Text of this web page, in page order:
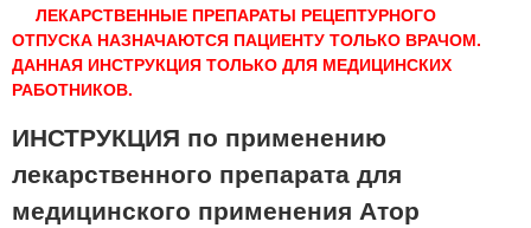
ЛЕКАРСТВЕННЫЕ ПРЕПАРАТЫ РЕЦЕПТУРНОГО
ОТПУСКА НАЗНАЧАЮТСЯ ПАЦИЕНТУ ТОЛЬКО ВРАЧОМ.
ДАННАЯ ИНСТРУКЦИЯ ТОЛЬКО ДЛЯ МЕДИЦИНСКИХ
РАБОТНИКОВ.
ИНСТРУКЦИЯ по применению
лекарственного препарата для
медицинского применения Атор